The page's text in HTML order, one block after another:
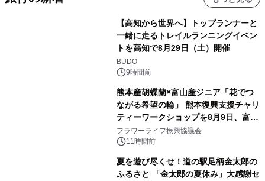
【高知から世界へ】トップランナーと
一緒に走るトレイルランニングイベン
トを高知で8月29日（土）開催
BUDO
9時間前
熊本産胡蝶蘭×富山産ジニア「花でつ
ながる希望の輪」 熊本復興支援チャリ
ティーワークショップを8月9日、富
山・射水で開催
フラワーライフ振興協議会
11時間前
夏を遊び尽くせ！道の駅足柄金太郎の
ふるさと 「金太郎の夏休み」大感謝セ